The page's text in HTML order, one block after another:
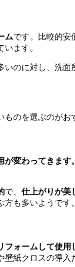
ムです。比較的安
ます。
いのに対し、洗
ものを選ぶのがお
変わってきます。
で、仕上がりが美
も多いようです。
フォームして使用
紙クロスの導